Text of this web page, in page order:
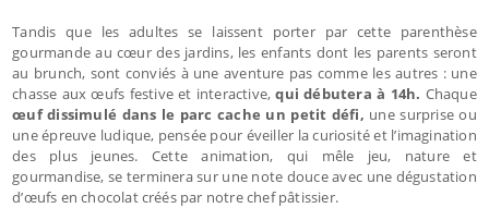
Tandis que les adultes se laissent porter par cette parenthèse
gourmande au cœur des jardins, les enfants dont les parents seront
au brunch, sont conviés à une aventure pas comme les autres : une
chasse aux œufs festive et interactive, qui débutera à 14h. Chaque
œuf dissimulé dans le parc cache un petit défi, une surprise ou
une épreuve ludique, pensée pour éveiller la curiosité et l’imagination
des plus jeunes. Cette animation, qui mêle jeu, nature et
gourmandise, se terminera sur une note douce avec une dégustation
d’œufs en chocolat créés par notre chef pâtissier.